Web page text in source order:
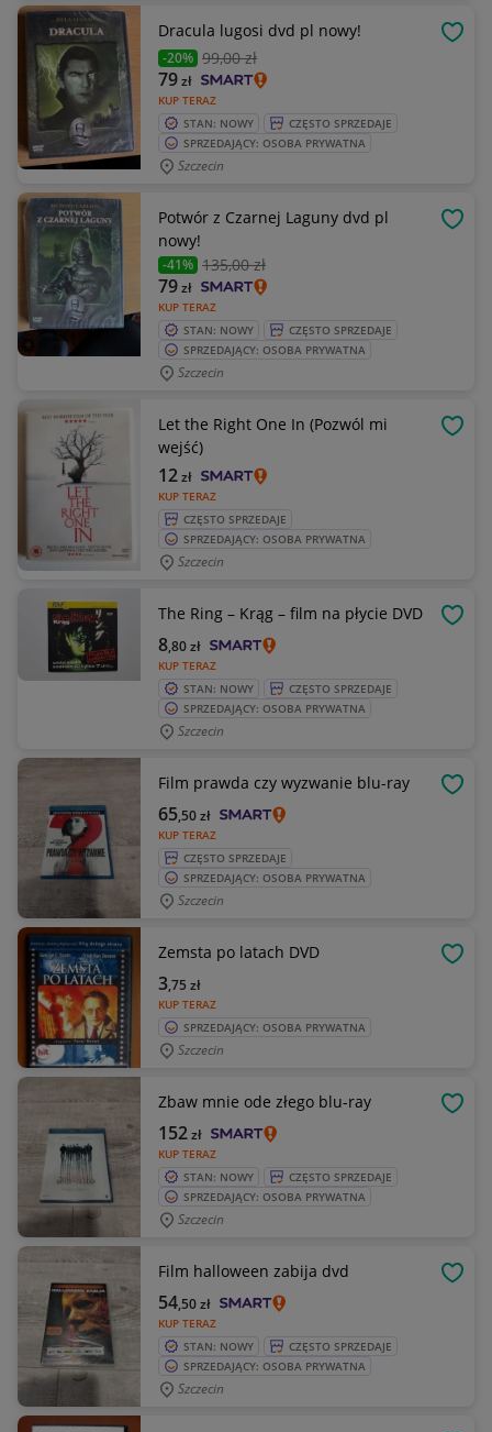
Dracula lugosi dvd pl nowy!
-20% 99,00 zł
KUP TERAZ
79zł
STAN: NOWY
CZĘSTO SPRZEDAJE
SPRZEDAJĄCY: OSOBA PRYWATNA
Szczecin
Potwór z Czarnej Laguny dvd pl
nowy!
-41% 135,00 zł
KUP TERAZ
79zł
STAN: NOWY
CZĘSTO SPRZEDAJE
SPRZEDAJĄCY: OSOBA PRYWATNA
Szczecin
Let the Right One In (Pozwól mi
wejść)
KUP TERAZ
12zł
CZĘSTO SPRZEDAJE
SPRZEDAJĄCY: OSOBA PRYWATNA
Szczecin
The Ring – Krąg – film na płycie DVD
KUP TERAZ
8,80zł
STAN: NOWY
CZĘSTO SPRZEDAJE
SPRZEDAJĄCY: OSOBA PRYWATNA
Szczecin
Film prawda czy wyzwanie blu-ray
KUP TERAZ
65,50zł
CZĘSTO SPRZEDAJE
SPRZEDAJĄCY: OSOBA PRYWATNA
Szczecin
Zemsta po latach DVD
KUP TERAZ
3,75 zł
SPRZEDAJĄCY: OSOBA PRYWATNA
Szczecin
Zbaw mnie ode złego blu-ray
KUP TERAZ
152zł
STAN: NOWY
CZĘSTO SPRZEDAJE
SPRZEDAJĄCY: OSOBA PRYWATNA
Szczecin
Film halloween zabija dvd
KUP TERAZ
54,50zł
STAN: NOWY
CZĘSTO SPRZEDAJE
SPRZEDAJĄCY: OSOBA PRYWATNA
Szczecin